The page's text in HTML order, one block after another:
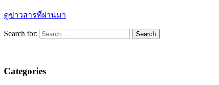
ดูข่าวสารที่ผ่านมา
Search for:
Categories